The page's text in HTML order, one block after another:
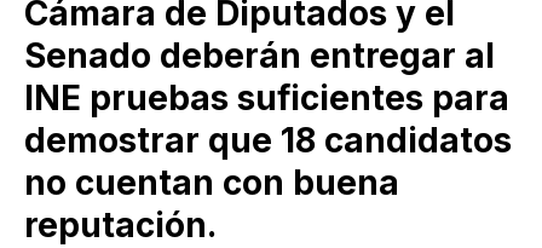
Cámara de Diputados y el
Senado deberán entregar al
INE pruebas suficientes para
demostrar que 18 candidatos
no cuentan con buena
reputación.